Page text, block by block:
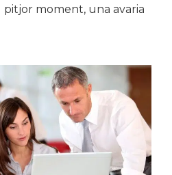
moment, una avaria